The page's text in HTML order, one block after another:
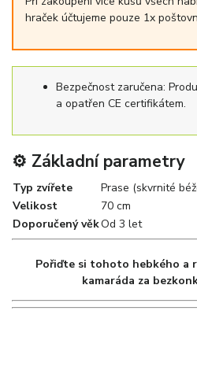
hraček účtujeme pouze 1x
Bezpečnost zaručena:
a opatřen CE certifikátem.
⚙️ Základní parametry
Typ zvířete
Prase (skvrnité
Velikost
70 cm
Doporučený věkOd 3 let
Pořiďte si tohoto hebkého a
kamaráda za